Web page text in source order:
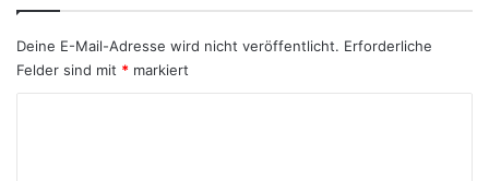
Deine E-Mail-Adresse wird nicht veröffentlicht. Erforderliche
Felder sind mit * markiert